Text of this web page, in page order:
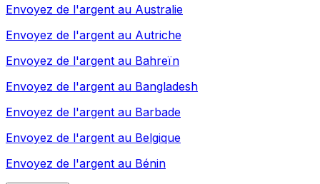
Envoyez de l'argent au Australie
Envoyez de l'argent au Autriche
Envoyez de l'argent au Bahreïn
Envoyez de l'argent au Bangladesh
Envoyez de l'argent au Barbade
Envoyez de l'argent au Belgique
Envoyez de l'argent au Bénin